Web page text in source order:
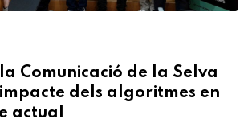
Comunicació de la Selva
dels algoritmes en
actual